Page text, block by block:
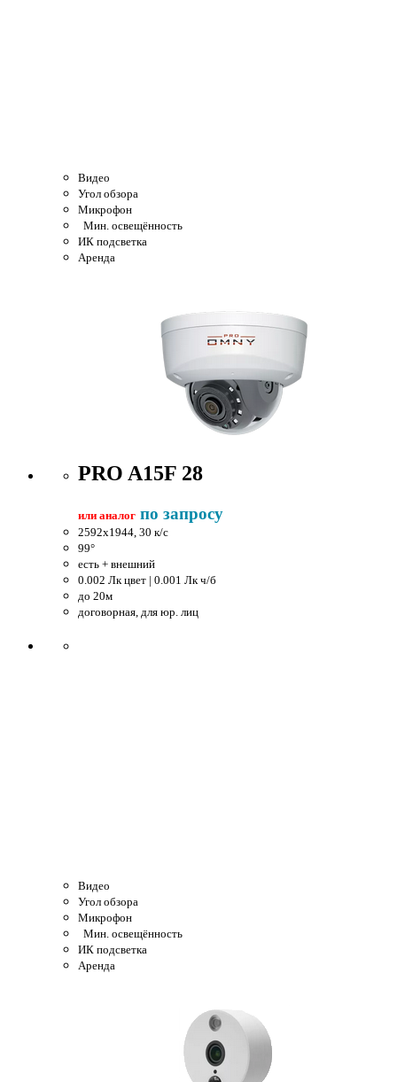
Видео
Угол обзора
Микрофон
Мин. освещённость
ИК подсветка
Аренда
PRO A15F 28
или аналог по запросу
2592x1944, 30 к/c
99°
есть + внешний
0.002 Лк цвет | 0.001 Лк ч/б
до 20м
договорная, для юр. лиц
Видео
Угол обзора
Микрофон
Мин. освещённость
ИК подсветка
Аренда